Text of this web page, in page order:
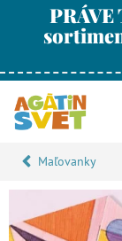
PRÁVE
Maľovanky